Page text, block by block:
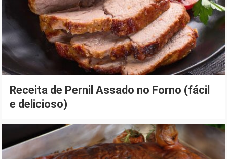
Receita de Pernil Assado no Forno (fácil
e delicioso)